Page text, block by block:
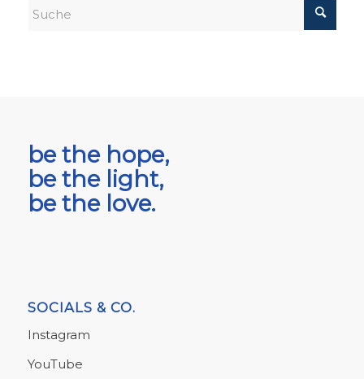
be the hope,
be the light,
be the love.
SOCIALS & CO.
Instagram
YouTube